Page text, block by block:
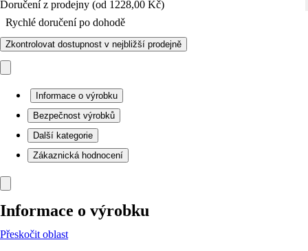
Doručení z prodejny (od 1228,00 Kč)
Rychlé doručení po dohodě
Zkontrolovat dostupnost v nejbližší prodejně
Informace o výrobku
Bezpečnost výrobků
Další kategorie
Zákaznická hodnocení
Informace o výrobku
Přeskočit oblast